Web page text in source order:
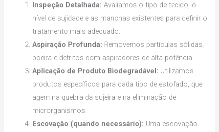
Inspeção Detalhada: Avaliamos o tipo de tecido, o
nível de sujidade e as manchas existentes para definir o
tratamento mais adequado.
Aspiração Profunda: Removemos partículas sólidas,
poeira e detritos com aspiradores de alta potência.
Aplicação de Produto Biodegradável: Utilizamos
produtos específicos para cada tipo de estofado, que
agem na quebra da sujeira e na eliminação de
microrganismos.
Escovação (quando necessário): Uma escovação